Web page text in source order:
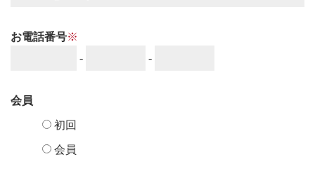
お電話番号※
-
-
会員
初回
会員